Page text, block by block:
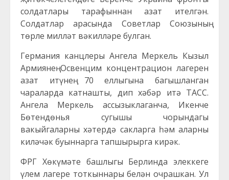
солдатлары тарафыннан азат ителгән.
Солдатлар арасында Советлар Союзының
төрле милләт вәкилләре булган.
Германия канцлеры Ангела Меркель Кызыл
Армиянең Освенцим концентрацион лагерен
азат итүнең 70 еллыгына багышланган
чараларда катнашты, дип хәбәр итә ТАСС.
Ангела Меркель ассызыклаганча, Икенче
Бөтендөнья сугышы чорындагы
вакыйгаларны хәтердә сакларга һәм аларны
киләчәк буыннарга тапшырырга кирәк.
ФРГ Хөкүмәте башлыгы Берлинда элеккеге
үлем лагере тоткыннары белән очрашкан. Ул